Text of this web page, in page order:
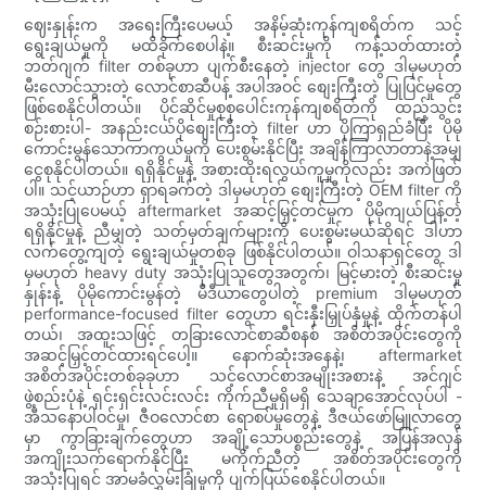
ဈေးနှုန်းက အရေးကြီးပေမယ့် အနိမ့်ဆုံးကုန်ကျစရိတ်က သင့်
ရွေးချယ်မှုကို မထိခိုက်စေပါနဲ့။ စီးဆင်းမှုကို ကန့်သတ်ထားတဲ့
ဘတ်ဂျက် filter တစ်ခုဟာ ပျက်စီးနေတဲ့ injector တွေ ဒါမှမဟုတ်
မီးလောင်သွားတဲ့ လောင်စာဆီပန့် အပါအဝင် စျေးကြီးတဲ့ ပြုပြင်မှုတွေ
ဖြစ်စေနိုင်ပါတယ်။ ပိုင်ဆိုင်မှုစုစုပေါင်းကုန်ကျစရိတ်ကို ထည့်သွင်း
စဉ်းစားပါ- အနည်းငယ်ပိုစျေးကြီးတဲ့ filter ဟာ ပိုကြာရှည်ခံပြီး ပိုမို
ကောင်းမွန်သောကာကွယ်မှုကို ပေးစွမ်းနိုင်ပြီး အချိန်ကြာလာတာနဲ့အမျှ
ငွေစုနိုင်ပါတယ်။ ရရှိနိုင်မှုနဲ့ အစားထိုးရလွယ်ကူမှုကိုလည်း အကဲဖြတ်
ပါ။ သင့်ယာဉ်ဟာ ရှာရခက်တဲ့ ဒါမှမဟုတ် စျေးကြီးတဲ့ OEM filter ကို
အသုံးပြုပေမယ့် aftermarket အဆင့်မြှင့်တင်မှုက ပိုမိုကျယ်ပြန့်တဲ့
ရရှိနိုင်မှုနဲ့ ညီမျှတဲ့ သတ်မှတ်ချက်များကို ပေးစွမ်းမယ်ဆိုရင် ဒါဟာ
လက်တွေ့ကျတဲ့ ရွေးချယ်မှုတစ်ခု ဖြစ်နိုင်ပါတယ်။ ဝါသနာရှင်တွေ ဒါ
မှမဟုတ် heavy duty အသုံးပြုသူတွေအတွက်၊ မြင့်မားတဲ့ စီးဆင်းမှု
နှုန်းနဲ့ ပိုမိုကောင်းမွန်တဲ့ မီဒီယာတွေပါတဲ့ premium ဒါမှမဟုတ်
performance-focused filter တွေဟာ ရင်းနှီးမြှုပ်နှံမှုနဲ့ ထိုက်တန်ပါ
တယ်၊ အထူးသဖြင့် တခြားလောင်စာဆီစနစ် အစိတ်အပိုင်းတွေကို
အဆင့်မြှင့်တင်ထားရင်ပေါ့။ နောက်ဆုံးအနေနဲ့၊ aftermarket
အစိတ်အပိုင်းတစ်ခုခုဟာ သင့်လောင်စာအမျိုးအစားနဲ့ အင်ဂျင်
ဖွဲ့စည်းပုံနဲ့ ရှင်းရှင်းလင်းလင်း ကိုက်ညီမှုရှိမရှိ သေချာအောင်လုပ်ပါ -
အီသနောပါဝင်မှု၊ ဇီဝလောင်စာ ရောစပ်မှုတွေနဲ့ ဒီဇယ်ဖော်မြူလာတွေ
မှာ ကွာခြားချက်တွေဟာ အချို့သောပစ္စည်းတွေနဲ့ အပြန်အလှန်
အကျိုးသက်ရောက်နိုင်ပြီး မကိုက်ညီတဲ့ အစိတ်အပိုင်းတွေကို
အသုံးပြုရင် အာမခံလွှမ်းခြုံမှုကို ပျက်ပြယ်စေနိုင်ပါတယ်။